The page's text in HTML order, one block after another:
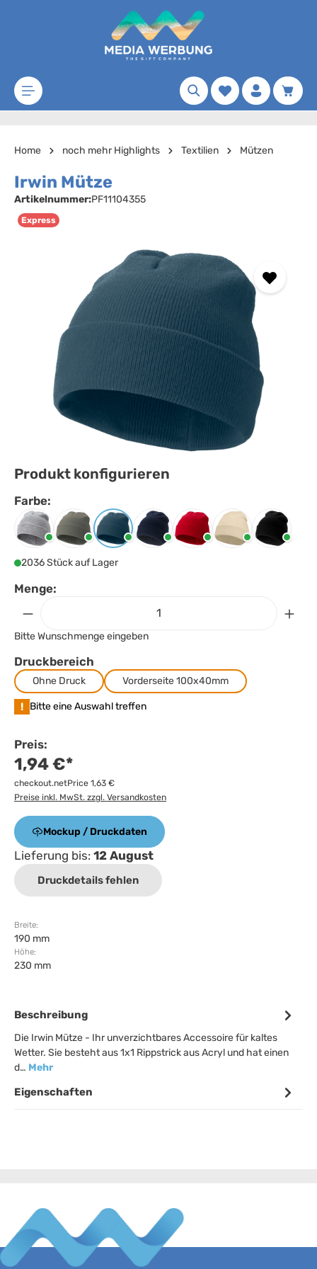
Zum Hauptinhalt springen
Merkzettel
Home noch mehr Highlights Textilien Mützen
Irwin Mütze
Artikelnummer:PF11104355
Express
Bildergalerie überspringen
Produkt konfigurieren
Farbe:
Farbeauswählen
Grau meliert
Grün Hale blauNavy Rot Sandstone Schwarz
2036 Stück auf Lager
Menge:
Bitte Wunschmenge eingeben
Druckbereich
Ohne Druck Vorderseite 100x40mm
! Bitte eine Auswahl treffen
Preis:
1,94 €*
checkout.netPrice 1,63 €
Preise inkl. MwSt. zzgl. Versandkosten
Mockup / Druckdaten
Lieferung bis: 12 August
Druckdetails fehlen
Breite:
190 mm
Höhe:
230 mm
Beschreibung
Die Irwin Mütze - Ihr unverzichtbares Accessoire für kaltes
Wetter. Sie besteht aus 1x1 Rippstrick aus Acryl und hat einen
d… Mehr
Eigenschaften